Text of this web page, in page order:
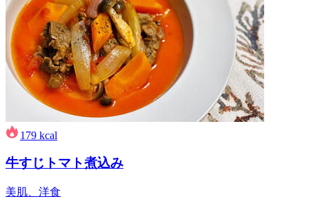
179 kcal
牛すじトマト煮込み
美肌、洋食